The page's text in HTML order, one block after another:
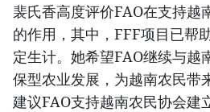
裴氏香高度评价FAO在支持越
的作用，其中，FFF项目已帮
定生计。她希望FAO继续与越
保型农业发展，为越南农民带
建议FAO支持越南农民协会建